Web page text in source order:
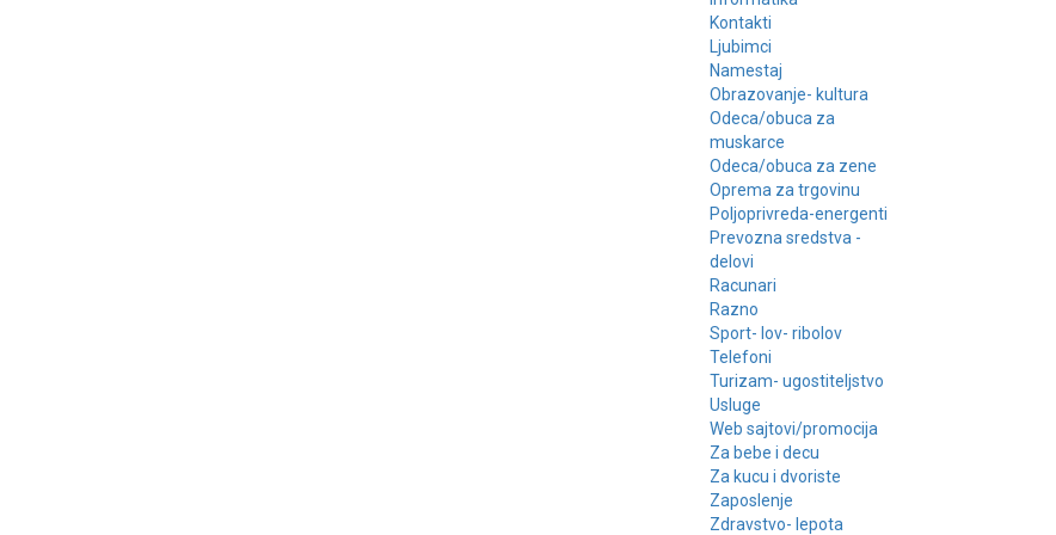
Kontakti
Ljubimci
Namestaj
Obrazovanje- kultura
Odeca/obuca za
muskarce
Odeca/obuca za zene
Oprema za trgovinu
Poljoprivreda-energenti
Prevozna sredstva -
delovi
Racunari
Razno
Sport- lov- ribolov
Telefoni
Turizam- ugostiteljstvo
Usluge
Web sajtovi/promocija
Za bebe i decu
Za kucu i dvoriste
Zaposlenje
Zdravstvo- lepota